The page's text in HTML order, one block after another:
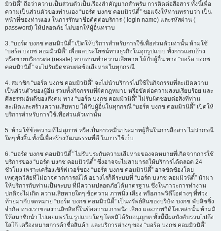
มิวนิตี้” ถือว่าความเป็นส่วนตัวเป็นเรื่องสำคัญมากสำหรับ การติดต่อสื่อสาร ทั้งนี้เพื่อ
ความเป็นส่วนตัวของท่านเอง “บอร์ด บงกช คอมมิวนิตี้” ขอแจ้งให้ท่านทราบว่า เป็น
หน้าที่ของท่านเอง ในการรักษาชื่อติดต่อบริการ ( login name) และรหัสผ่าน (
password) ให้ปลอดภัย ไม่บอกให้ผู้อื่นทราบ
3. “บอร์ด บงกช คอมมิวนิตี้” เปิดให้บริการสำหรับการใช้เพื่อส่วนตัวเท่านั้น ห้ามใช้
“บอร์ด บงกช คอมมิวนิตี้” เพื่อผลประโยชน์ทางธุรกิจในทุกรูปแบบ ทั้งการแอบอ้าง
หรือขายบริการต่อ (resale) หากท่านทำความเสียหาย ให้กับผู้อื่น ทาง “บอร์ด บงกช
คอมมิวนิตี้” จะไม่รับผิดชอบต่อข้อเสียหายในทุกกรณี
4. สมาชิก “บอร์ด บงกช คอมมิวนิตี้” จะไม่นำบริการไปใช้ในกิจกรรมที่ละเมิดความ
เป็นส่วนตัวของผู้อื่น รวมทั้งกิจกรรมที่ผิดกฎหมาย หรือขัดต่อความสงบเรียบร้อย และ
ศีลธรรมอันดีของสังคม ทาง “บอร์ด บงกช คอมมิวนิตี้” ไม่รับผิดชอบต่อสิ่งที่ท่าน
ละเมิดและสร้างความเสียหาย ให้กับผู้อื่นในทุกกรณี “บอร์ด บงกช คอมมิวนิตี้” เปิดให้
บริการสำหรับการใช้เพื่อส่วนตัวเท่านั้น
5. ห้ามใช้ข้อความที่ไม่สุภาพ หรือเป็นการหมิ่นประมาทผู้อื่นในการสื่อสาร ไม่ว่ากรณี
ใดๆ ทั้งสิ้น ทั้งนี้เพื่อสร้างวัฒนธรรมที่ดี ในการใช้เว็บ
6. “บอร์ด บงกช คอมมิวนิตี้” ไม่รับประกันความเสียหายของจดหมายที่เกิดจากการใช้
บริการของ “บอร์ด บงกช คอมมิวนิตี้” ซึ่งอาจจะไม่สามารถให้บริการได้ตลอด 24
ชั่วโมง เพราะเครื่องเซิร์ฟเวอร์ของ “บอร์ด บงกช คอมมิวนิตี้” อาจขัดข้องโดย
เหตุสุดวิสัยที่ไม่อาจคาดการณ์ได้ อย่างไรก็ดีระบบที่ “บอร์ด บงกช คอมมิวนิตี้” นำมา
ให้บริการกับท่านเป็นระบบ ที่มีความปลอดภัยได้มาตรฐาน ซึ่งในภาวะการทำงาน
ปกติจะไม่เกิด ความเสียหายใดๆ ข้อความ ภาพนิ่ง เสียง หรือภาพวิดีโอต่างๆ ที่พ่วง
ท้ายมากับจดหมาย “บอร์ด บงกช คอมมิวนิตี้” เป็นทรัพย์สินของบริษัท บงกช พับลิชชิ่ง
จำกัด ทางเราขอสงวนลิขสิทธิ์ในข้อความ ภาพนิ่ง เสียง และภาพวิดีโอเหล่านั้น ห้ามมิ
ให้สมาชิกนำ ไปเผยแพร่ใน รูปแบบใดๆ โดยมิได้รับอนุญาต ทั้งนี้มีผลบังคับรวมไปถึง
โลโก้ เครื่องหมายการค้าชื่อสินค้า และบริการต่างๆ ของ “บอร์ด บงกช คอมมิวนิตี้”